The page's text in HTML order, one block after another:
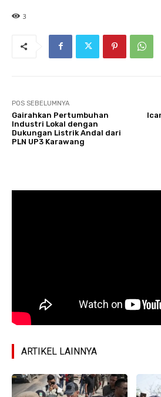
3
POS SEBELUMNYA
Gairahkan Pertumbuhan
Industri Lokal dengan
Dukungan Listrik Andal dari
PLN UP3 Karawang
ARTIKEL LAINNYA